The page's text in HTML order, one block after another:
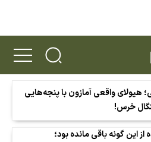
هیولای واقعی آمازون با پنجه‌هایی
خرس!
پرنده از این گونه باقی مانده بود؛